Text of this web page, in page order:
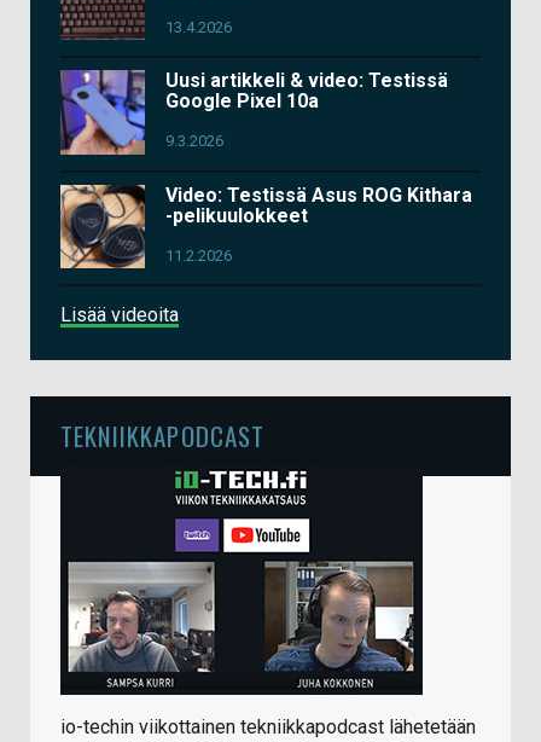
13.4.2026
Uusi artikkeli & video: Testissä
Google Pixel 10a
9.3.2026
Video: Testissä Asus ROG Kithara
-pelikuulokkeet
11.2.2026
Lisää videoita
TEKNIIKKAPODCAST
io-techin viikottainen tekniikkapodcast lähetetään